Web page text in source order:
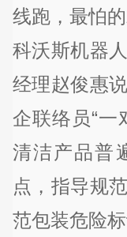
线跑，最怕
科沃斯机器
经理赵俊惠
企联络员“一
清洁产品普
点，指导规
范包装危险